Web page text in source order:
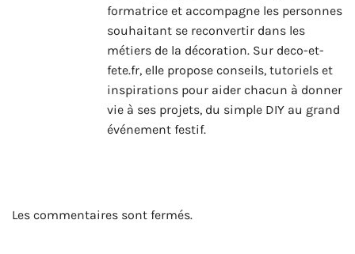
formatrice et accompagne les personnes
souhaitant se reconvertir dans les
métiers de la décoration. Sur deco-et-
fete.fr, elle propose conseils, tutoriels et
inspirations pour aider chacun à donner
vie à ses projets, du simple DIY au grand
événement festif.
Les commentaires sont fermés.